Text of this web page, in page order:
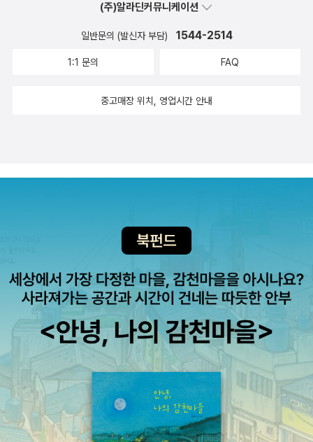
남부의 전통적인 토지 귀족과 북부의 신흥 공장지대 사람들, 그리
고 자본가와 임금노동자들 사이에서 빚어지던 정신적이고 물리
적인 갈등을 다각도로 조명' 한다. 이런 역사성과 관련이 있어서
<팅커 솔저 테일러 스파이>의 작가 존 르 카레의 작품이다. 역시
은 온우주 단편선인데, 라이트 노벨을 쓰던 경력의 작가가 쓴 소
최종 후보작에서 높은 경쟁률을 뚫고 만장일치로 당선된 수상작
그렇고. 일본소설에서는 미쓰다 신조의 <미즈치처럼 가
라앉는 것>이 눈에 먼저 띈다. 제10회 미스터리 대상을 받았다고
하니 작품의 질은 검증된 셈. <태양이 앉는 자리>는 제147회 나
오키상을 수상한 츠지무라 미즈키의 작품이다. 고교 동창생들이
어른이 되면서 일어나는 아니꼬운(?) 일들을 소설로 쓴거라 충분
히 공감이 갈 만한 작품인듯! <데드맨>은 역시 살인데 관한 소설
이다. 가와이 간지라는 작가인데 간지나게 썼을런지 모르겠다. 그
나저나 2000대년 이후 일본 소설중에 살인이 너무 많이 나오는
(주)알라딘커뮤니케이션
일반문의 (발신자 부담) 1544-2514
1:1 문의 FAQ
중고매장 위치, 영업시간 안내